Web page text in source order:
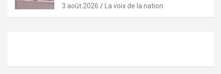
3 août 2026 La voix de la nation